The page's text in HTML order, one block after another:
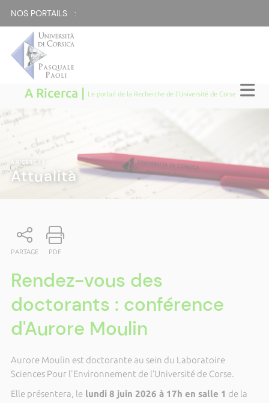
NOS PORTAILS :
A Ricerca | Le portail de la Recherche de l'Université de Corse
A RICERCA
Attualità
PARTAGE PDF
Rendez-vous des
doctorants : conférence
d'Aurore Moulin
Aurore Moulin est doctorante au sein du Laboratoire
Sciences Pour l'Environnement de l’Université de Corse.
Elle présentera, lelundi 8 juin 2026 à 17h en salle 1 de la